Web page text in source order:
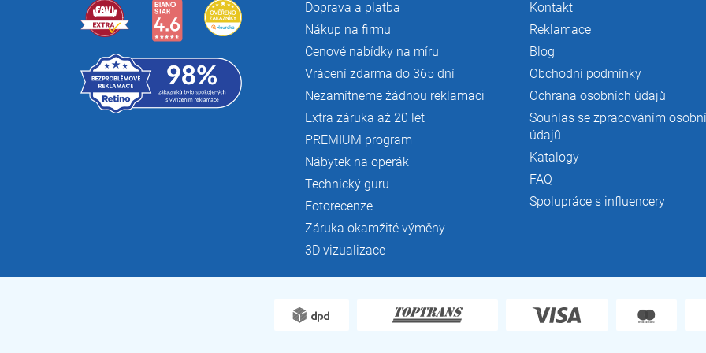
Doprava a platba
Nákup na firmu
Cenové nabídky na míru
Vrácení zdarma do 365 dní
Nezamítneme žádnou reklamaci
Extra záruka až 20 let
PREMIUM program
Nábytek na operák
Technický guru
Fotorecenze
Záruka okamžité výměny
3D vizualizace
Kontakt
Reklamace
Blog
Obchodní podmínky
Ochrana osobních údajů
Souhlas se zpracováním
údajů
Katalogy
FAQ
Spolupráce s influencery